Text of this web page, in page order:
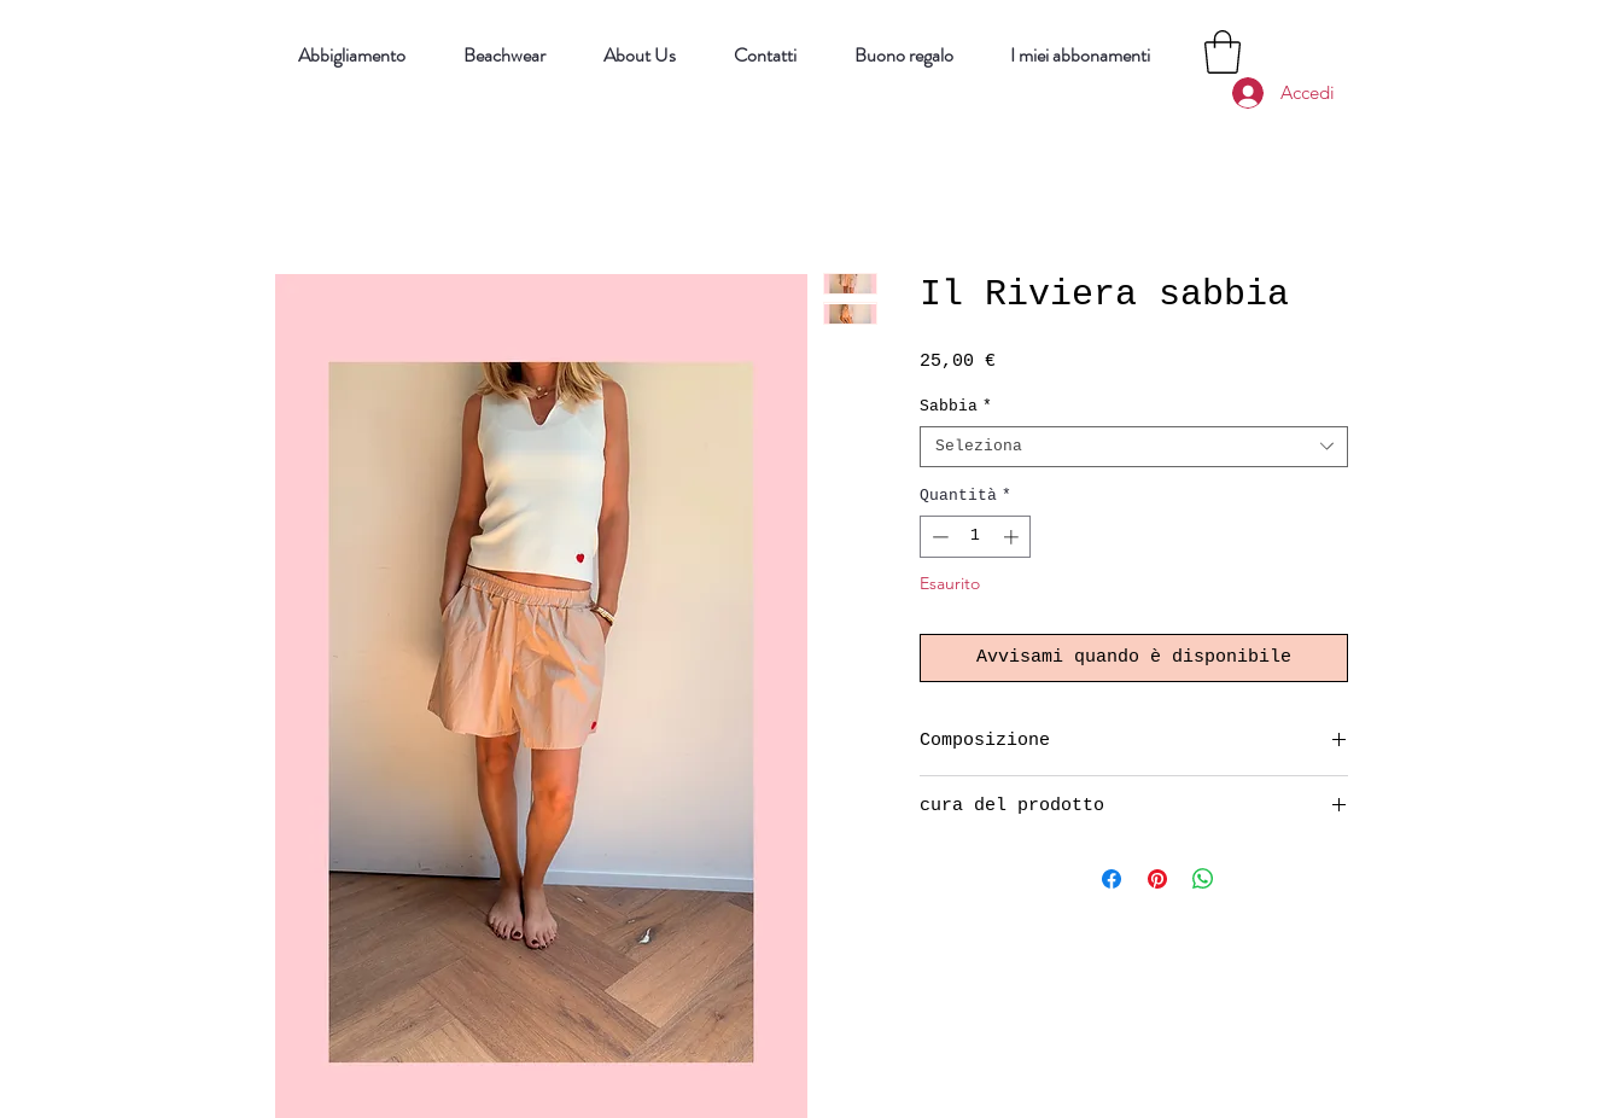
Abbigliamento Beachwear About Us Contatti Buono regalo I miei abbonamenti
Accedi
Il Riviera sabbia
25,00 €
Sabbia *
Seleziona
Quantità *
Esaurito
Avvisami quando è disponibile
Composizione
3% elastan
cura del prodotto